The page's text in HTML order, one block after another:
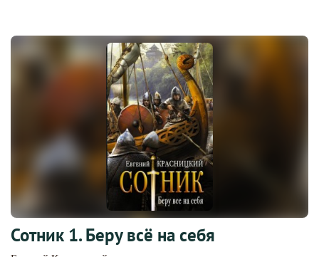
Сотник 1. Беру всё на себя